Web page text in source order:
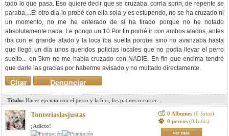
todo lo que pasa. Eso quiere decir que se cruzaba, corria sprin, de repente se
paraba,...El otro dia lo probé con ella sola y es estupendo, no se ha cruzado ni
un momento, no me he enterado de si ha tirado porque no he notado
absolutamente nada. Le pongo un 10.Por fin podré ir con ambos atados, antes
iba con el grande atado y la loca iba suelta porque sino no avanzaba hasta
que llegó un día unos queridos policias locales que no podía llevar el perro
suelto... en 5km no me había cruzado con NADIE. En fin que encima tendré
que darle las gracias por haberme avisado y no multado directamente.
Denunciar
mensaje
Citar
Titulo: Hacer ejrcicio con el perro y la bici, los patines o correr....
Tonteriaslasjustas
¡Adicto!
0 Albumes (0 fotos)
0 perros (0 fotos)
ver mas